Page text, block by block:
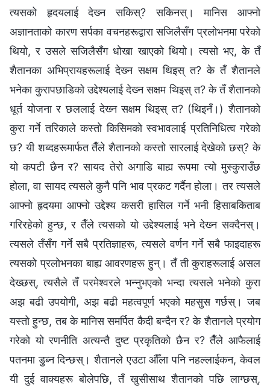
त्यसको हृदयलाई देख्‍न सकिस्? सकिनस्। मानिस आफ्नो
अज्ञानताको कारण सर्पका वचनहरूद्वारा सजिलैसँग प्रलोभनमा परेको
थियो, र उसले सजिलैसँग धोखा खाएको थियो। त्यसो भए, के तँ
शैतानका अभिप्रायहरूलाई देख्‍न सक्षम थिइस् त? के तँ शैतानले
भनेका कुरापछाडिको उद्देश्यलाई देख्‍न सक्षम थिइस् त? के तँ शैतानको
धूर्त योजना र छललाई देख्‍न सक्षम थिइस् त? (थिइनँ।) शैतानको
कुरा गर्ने तरिकाले कस्तो किसिमको स्वभावलाई प्रतिनिधित्व गरेको
छ? यी शब्दहरूमार्फत तैँले शैतानको कस्तो सारलाई देखेको छस्? के
यो कपटी छैन र? सायद तेरो अगाडि बाह्य रूपमा त्यो मुस्कुराउँछ
होला, वा सायद त्यसले कुनै पनि भाव प्रकट गर्दैन होला। तर त्यसले
आफ्नो हृदयमा आफ्नो उद्देश्य कसरी हासिल गर्ने भनी हिसाबकिताब
गरिरहेको हुन्छ, र तैँले त्यसको यो उद्देश्यलाई भने देख्‍न सक्दैनस्।
त्यसले तँसँग गर्ने सबै प्रतिज्ञाहरू, त्यसले वर्णन गर्ने सबै फाइदाहरू
त्यसको प्रलोभनका बाह्य आवरणहरू हुन्। तँ ती कुराहरूलाई असल
देख्छस्, त्यसैले तँ परमेश्‍वरले भन्‍नुभएको भन्दा त्यसले भनेको कुरा
अझ बढी उपयोगी, अझ बढी महत्वपूर्ण भएको महसुस गर्छस्। जब
यस्तो हुन्छ, तब के मानिस समर्पित कैदी बन्दैन र? के शैतानले प्रयोग
गरेको यो रणनीति अत्यन्तै दुष्ट प्रकृतिको छैन र? तैँले आफैलाई
पतनमा डुब्‍न दिन्छस्। शैतानले एउटा औँला पनि नहल्लाईकन, केवल
यी दुई वाक्यहरू बोलेपछि, तँ खुसीसाथ शैतानको पछि लाग्छस्,